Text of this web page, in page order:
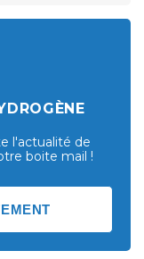
l'actualité de
boite mail !